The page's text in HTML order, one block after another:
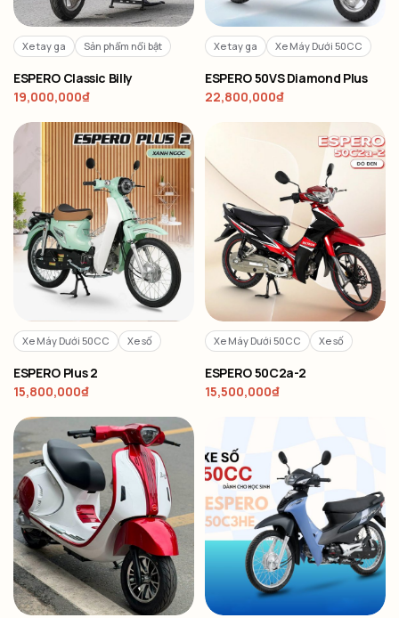
Xe tay ga Sản phẩm nổi bật
ESPERO Classic Billy
19,000,000₫
Xe tay ga Xe Máy Dưới 50CC
ESPERO 50VS Diamond Plus
22,800,000₫
Xe Máy Dưới 50CC Xe số
ESPERO Plus 2
15,800,000₫
Xe Máy Dưới 50CC Xe số
ESPERO 50C2a-2
15,500,000₫